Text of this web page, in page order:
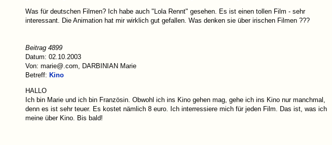
Was für deutschen Filmen? Ich habe auch "Lola Rennt" gesehen. Es ist einen tollen Film - sehr
interessant. Die Animation hat mir wirklich gut gefallen. Was denken sie über irischen Filmen ???
Beitrag 4899
Datum: 02.10.2003
Von: marie@.com, DARBINIAN Marie
Betreff: Kino
HALLO
Ich bin Marie und ich bin Französin. Obwohl ich ins Kino gehen mag, gehe ich ins Kino nur manchmal,
denn es ist sehr teuer. Es kostet nämlich 8 euro. Ich interressiere mich für jeden Film. Das ist, was ich
meine über Kino. Bis bald!